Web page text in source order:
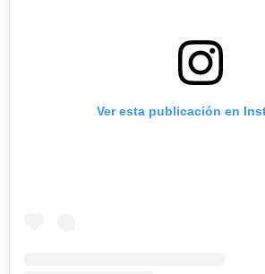
Ver esta publicación en